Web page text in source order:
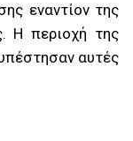
εναντίον της
Η περιοχή της
αυτές